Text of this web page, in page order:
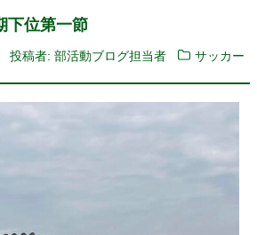
下位第一節
投稿者: 部活動ブログ担当者
サッカー